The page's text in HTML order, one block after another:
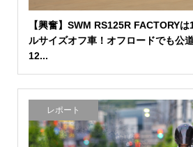
【興奮】SWM RS125R FACTORY
ルサイズオフ車！オフロードでも公
12...
レポート